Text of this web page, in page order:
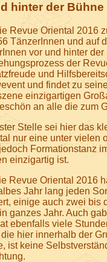
hinter der Bühne
Revue Oriental 2016
TänzerInnen und auf
vor und hinter
der
und
und findet zu
einzigartigen
an alle die zum
Stelle sei hier das
nur eine unter vielen
Formationstanz
einzigartig ist.
Revue Oriental 2016
Jahr lang jeden
einige auch zwei bis
ganzes Jahr. Auch
ebenfalls viele
die hier innerhalb der
ist keine